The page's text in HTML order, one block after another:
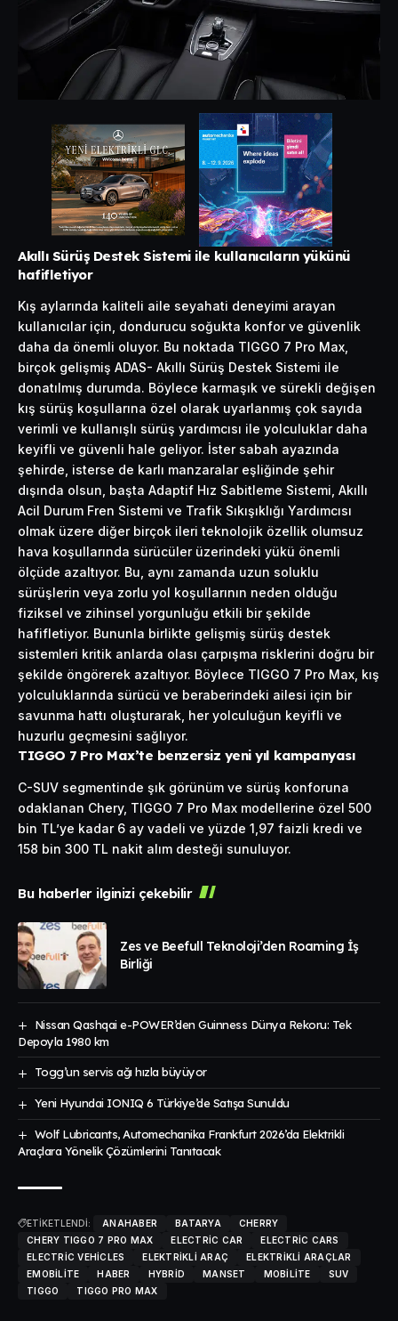
Akıllı Sürüş Destek Sistemi ile kullanıcıların yükünü
hafifletiyor
Kış aylarında kaliteli aile seyahati deneyimi arayan
kullanıcılar için, dondurucu soğukta konfor ve güvenlik
daha da önemli oluyor. Bu noktada TIGGO 7 Pro Max,
birçok gelişmiş ADAS- Akıllı Sürüş Destek Sistemi ile
donatılmış durumda. Böylece karmaşık ve sürekli değişen
kış sürüş koşullarına özel olarak uyarlanmış çok sayıda
verimli ve kullanışlı sürüş yardımcısı ile yolculuklar daha
keyifli ve güvenli hale geliyor. İster sabah ayazında
şehirde, isterse de karlı manzaralar eşliğinde şehir
dışında olsun, başta Adaptif Hız Sabitleme Sistemi, Akıllı
Acil Durum Fren Sistemi ve Trafik Sıkışıklığı Yardımcısı
olmak üzere diğer birçok ileri teknolojik özellik olumsuz
hava koşullarında sürücüler üzerindeki yükü önemli
ölçüde azaltıyor. Bu, aynı zamanda uzun soluklu
sürüşlerin veya zorlu yol koşullarının neden olduğu
fiziksel ve zihinsel yorgunluğu etkili bir şekilde
hafifletiyor. Bununla birlikte gelişmiş sürüş destek
sistemleri kritik anlarda olası çarpışma risklerini doğru bir
şekilde öngörerek azaltıyor. Böylece TIGGO 7 Pro Max, kış
yolculuklarında sürücü ve beraberindeki ailesi için bir
savunma hattı oluşturarak, her yolculuğun keyifli ve
huzurlu geçmesini sağlıyor.
TIGGO 7 Pro Max’te benzersiz yeni yıl kampanyası
C-SUV segmentinde şık görünüm ve sürüş konforuna
odaklanan Chery, TIGGO 7 Pro Max modellerine özel 500
bin TL’ye kadar 6 ay vadeli ve yüzde 1,97 faizli kredi ve
158 bin 300 TL nakit alım desteği sunuluyor.
Bu haberler ilginizi çekebilir
Zes ve Beefull Teknoloji’den Roaming İş
Birliği
Nissan Qashqai e-POWER’den Guinness Dünya Rekoru: Tek
Depoyla 1980 km
Togg’un servis ağı hızla büyüyor
Yeni Hyundai IONIQ 6 Türkiye’de Satışa Sunuldu
Wolf Lubricants, Automechanika Frankfurt 2026’da Elektrikli
Araçlara Yönelik Çözümlerini Tanıtacak
ETİKETLENDİ: ANAHABER BATARYA
CHERRY
CHERY TIGGO 7 PRO MAX
ELECTRIC CAR
ELECTRIC CARS
ELECTRIC VEHICLES
ELEKTRIKLI ARAÇ
ELEKTRIKLI ARAÇLAR
EMOBILITE
HABER HYBRID MANSET MOBILITE
SUV
TIGGO
TIGGO PRO MAX